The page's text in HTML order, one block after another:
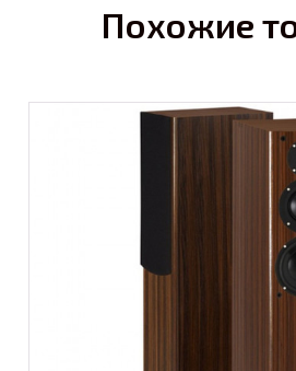
Похожие